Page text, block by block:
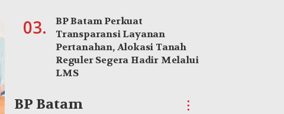
03.
BP Batam Perkuat
Transparansi Layanan
Pertanahan, Alokasi Tanah
Reguler Segera Hadir Melalui
LMS
BP Batam ⋮